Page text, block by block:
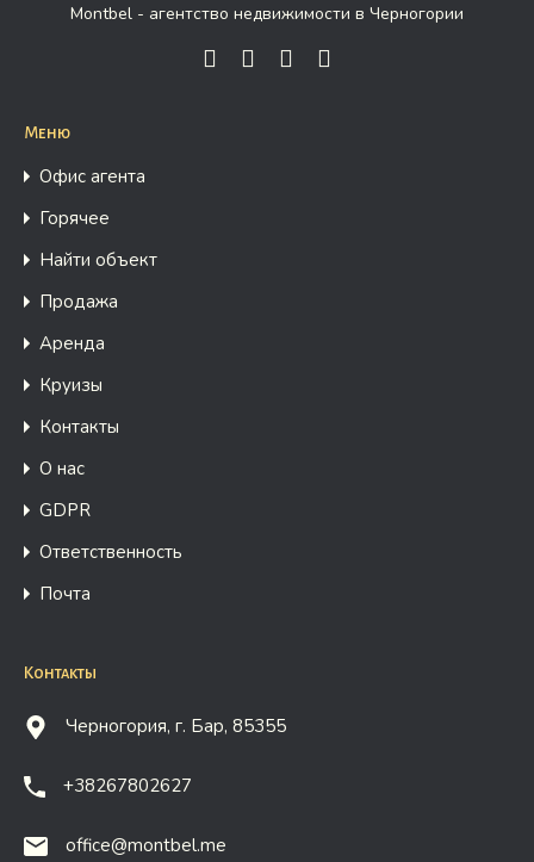
Montbel - агентство недвижимости в Черногории
Меню
Офис агента
Горячее
Найти объект
Продажа
Аренда
Круизы
Контакты
О нас
GDPR
Ответственность
Почта
Контакты
Черногория, г. Бар, 85355
+38267802627
office@montbel.me